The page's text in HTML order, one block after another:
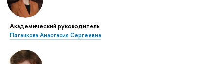
Академический руководитель
Пятачкова Анастасия Сергеевна